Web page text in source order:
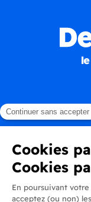
Produits
En savoir plus